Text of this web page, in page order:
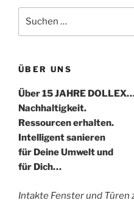
nach:
ÜBER UNS
Über 15 JAHRE
Nachhaltigkeit.
Ressourcen erhalten.
Intelligent sanieren
für Deine Umwelt und
für Dich…
Intakte Fenster und Türen